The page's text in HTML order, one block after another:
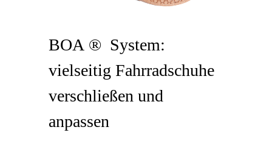
BOA ® System:
vielseitig Fahrradschuhe
verschließen und
anpassen